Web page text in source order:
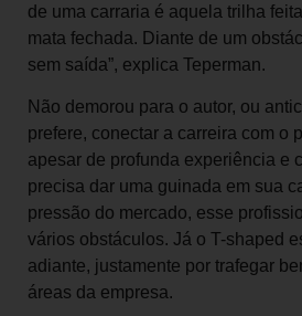
de uma carraria é aquela trilha
mata fechada. Diante de um
sem saída”, explica Teperman.
Não demorou para o autor, ou
prefere, conectar a carreira com o
apesar de profunda experiência e
precisa dar uma guinada em sua
pressão do mercado, esse
vários obstáculos. Já o T-shaped
adiante, justamente por trafegar
áreas da empresa.